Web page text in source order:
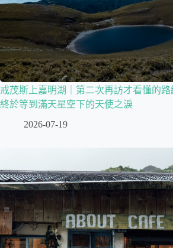
戒茂斯上嘉明湖｜第二次再訪才看懂的
終於等到滿天星空下的天使之淚
2026-07-19